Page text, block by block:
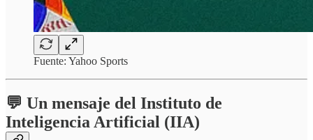
Fuente: Yahoo Sports
💬 Un mensaje del Instituto de
Inteligencia Artificial (IIA)